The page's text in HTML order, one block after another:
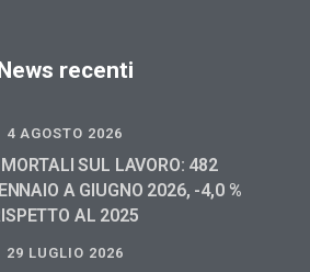
recenti
4 AGOSTO 2026
MORTALI SUL LAVORO: 482
A GIUGNO 2026, -4,0 %
AL 2025
29 LUGLIO 2026